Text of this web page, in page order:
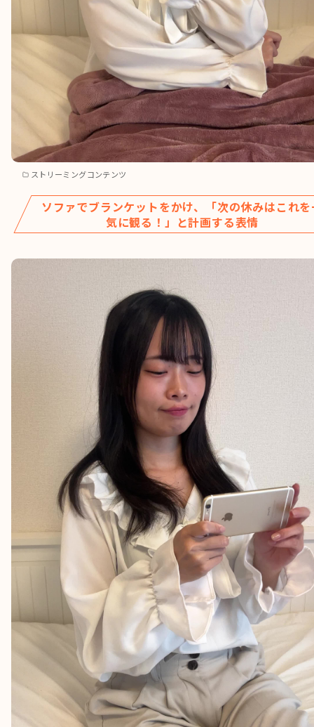
ストリーミングコンテンツ
ソファでブランケットをかけ、「次の休みはこれ
気に観る！」と計画する表情